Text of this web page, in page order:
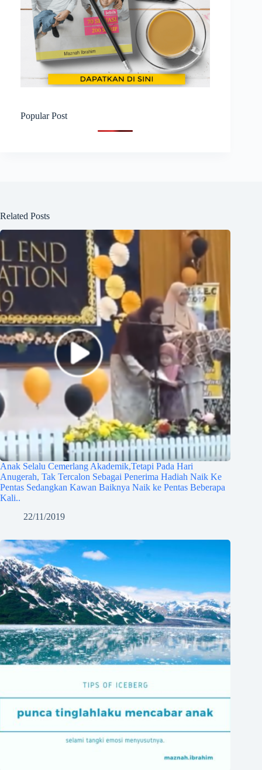
Popular Post
Related Posts
Anak Selalu Cemerlang Akademik,Tetapi Pada Hari
Anugerah, Tak Tercalon Sebagai Penerima Hadiah Naik Ke
Pentas Sedangkan Kawan Baiknya Naik ke Pentas Beberapa
Kali..
22/11/2019